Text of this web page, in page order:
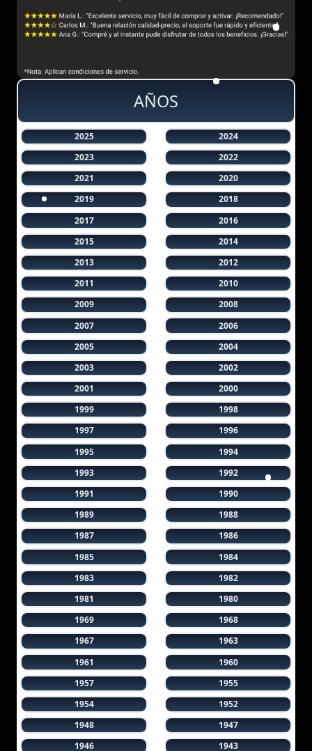
AÑOS
2025
2024
2023
2022
2021
2020
2019
2018
2017
2016
2015
2014
2013
2012
2011
2010
2009
2008
2007
2006
2005
2004
2003
2002
2001
2000
1999
1998
1997
1996
1995
1994
1993
1992
1991
1990
1989
1988
1987
1986
1985
1984
1983
1982
1981
1980
1969
1968
1967
1963
1961
1960
1957
1955
1954
1952
1948
1947
1946
1943